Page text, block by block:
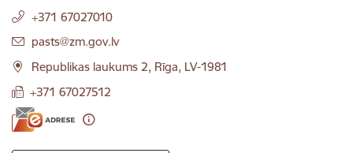
+371 67027010
E-pasts:
pasts@zm.gov.lv
Republikas laukums 2, Rīga, LV-1981
+371 67027512